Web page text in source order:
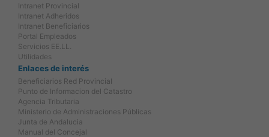
Intranet Provincial
Intranet Adheridos
Intranet Beneficiarios
Portal Empleados
Servicios EE.LL.
Utilidades
Enlaces de interés
Beneficiarios Red Provincial
Punto de Informacion del Catastro
Agencia Tributaria
Ministerio de Administraciones Públicas
Junta de Andalucia
Manual del Concejal